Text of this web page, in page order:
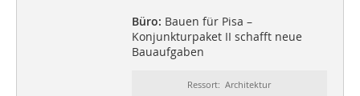
Büro: Bauen für Pisa –
Konjunkturpaket II schafft neue
Bauaufgaben
Ressort: Architektur